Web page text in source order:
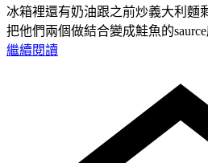
冰箱裡還有奶油跟之前炒義大利麵
把他們兩個做結合變成鮭魚的
繼續閱讀